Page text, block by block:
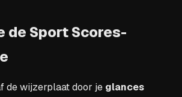
de Sport Scores-
de wijzerplaat door je glances